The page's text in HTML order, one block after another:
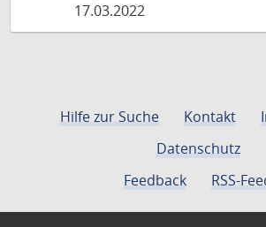
17.03.2022
Hilfe zur Suche Kontakt
Datenschutz
Feedback
RSS-